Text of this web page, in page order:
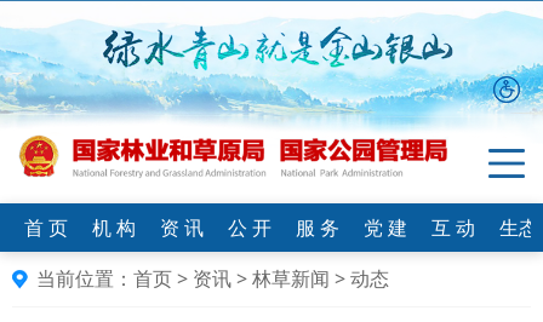
首 页 机 构 资 讯 公 开 服 务 党 建 互 动
生
当前位置： 首页> 资讯>林草新闻 >动态